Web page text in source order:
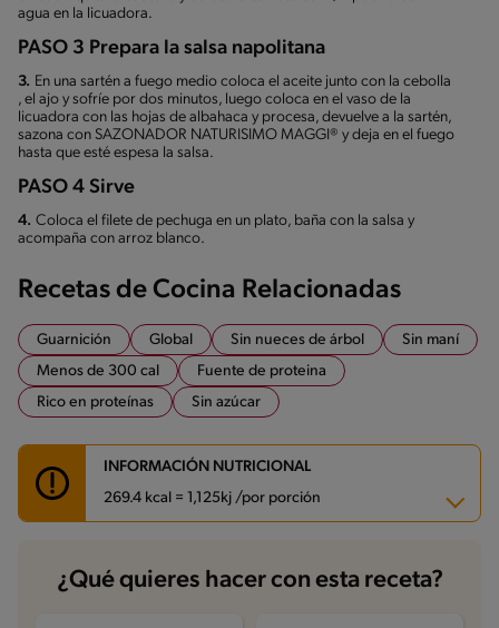
agua en la licuadora.
PASO 3 Prepara la salsa napolitana
3. En una sartén a fuego medio coloca el aceite junto con la cebolla
, el ajo y sofríe por dos minutos, luego coloca en el vaso de la
licuadora con las hojas de albahaca y procesa, devuelve a la sartén,
sazona con SAZONADOR NATURISIMO MAGGI® y deja en el fuego
hasta que esté espesa la salsa.
PASO 4 Sirve
4. Coloca el filete de pechuga en un plato, baña con la salsa y
acompaña con arroz blanco.
Recetas de Cocina Relacionadas
Guarnición Global Sin nueces de árbol
Sin maní
Menos de 300 cal
Fuente de proteina
Rico en proteínas
Sin azúcar
INFORMACIÓN NUTRICIONAL
269.4 kcal = 1,125kj /por porción
Carbohidratos 17.7 g
Energía 269.4 kcal
¿Qué quieres hacer con esta receta?